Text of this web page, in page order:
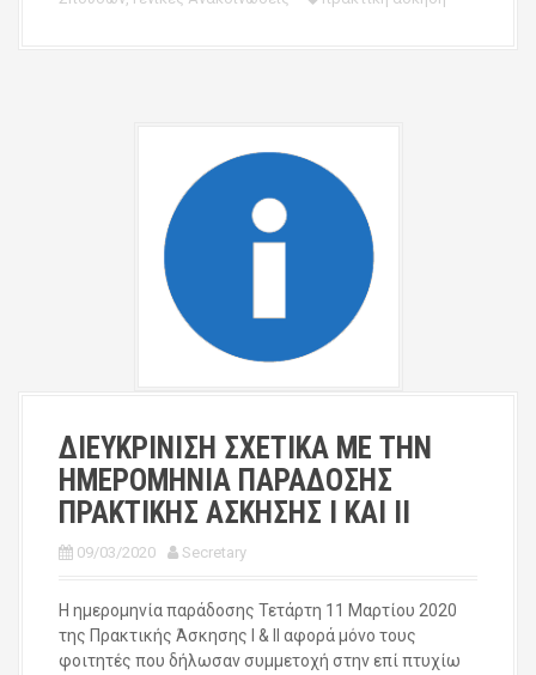
ΔΙΕΥΚΡΙΝΙΣΗ ΣΧΕΤΙΚΑ ΜΕ ΤΗΝ
ΗΜΕΡΟΜΗΝΙΑ ΠΑΡΑΔΟΣΗΣ
ΠΡΑΚΤΙΚΗΣ ΑΣΚΗΣΗΣ Ι ΚΑΙ ΙΙ
09/03/2020 Secretary
Η ημερομηνία παράδοσης Τετάρτη 11 Μαρτίου 2020
της Πρακτικής Άσκησης Ι & ΙΙ αφορά μόνο τους
φοιτητές που δήλωσαν συμμετοχή στην επί πτυχίω